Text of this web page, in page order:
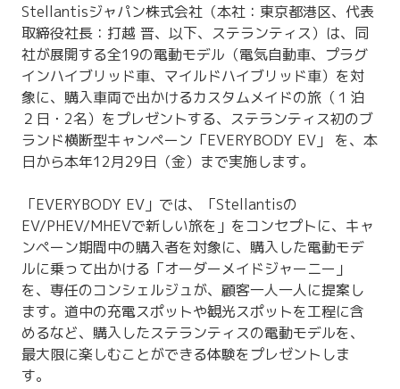
Stellantisジャパン株式会社（本社：東京都港区、代表
取締役社長：打越 晋、以下、ステランティス）は、同
社が展開する全19の電動モデル（電気自動車、プラグ
インハイブリッド車、マイルドハイブリッド車）を対
象に、購入車両で出かけるカスタムメイドの旅（１泊
２日・2名）をプレゼントする、ステランティス初のブ
ランド横断型キャンペーン「EVERYBODY EV」 を、本
日から本年12月29日（金）まで実施します。
「EVERYBODY EV」では、「Stellantisの
EV/PHEV/MHEVで新しい旅を」をコンセプトに、キャ
ンペーン期間中の購入者を対象に、購入した電動モデ
ルに乗って出かける「オーダーメイドジャーニー」
を、専任のコンシェルジュが、顧客一人一人に提案し
ます。道中の充電スポットや観光スポットを工程に含
めるなど、購入したステランティスの電動モデルを、
最大限に楽しむことができる体験をプレゼントしま
す。